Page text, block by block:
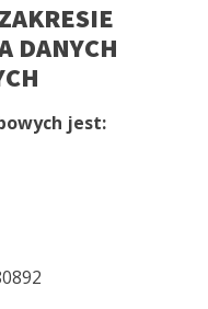
DANYCH
jest: